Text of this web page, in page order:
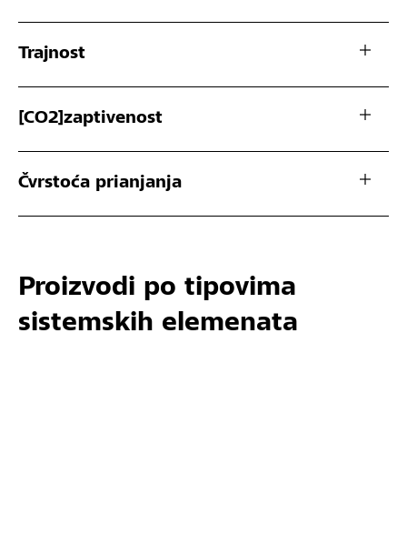
Trajnost
[CO2]zaptivenost
Čvrstoća prianjanja
Proizvodi po tipovima
sistemskih elemenata